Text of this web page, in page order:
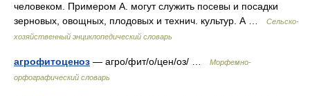
человеком. Примером А. могут служить посевы и посадки
зерновых, овощных, плодовых и технич. культур. А …
Сельско-
хозяйственный энциклопедический словарь
агрофитоценоз — агро/фит/о/цен/оз/ …
Морфемно-
орфографический словарь